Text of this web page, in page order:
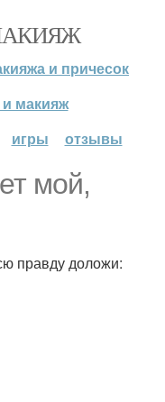
и причесок
и макияж
игры отзывы
мой,
правду доложи: